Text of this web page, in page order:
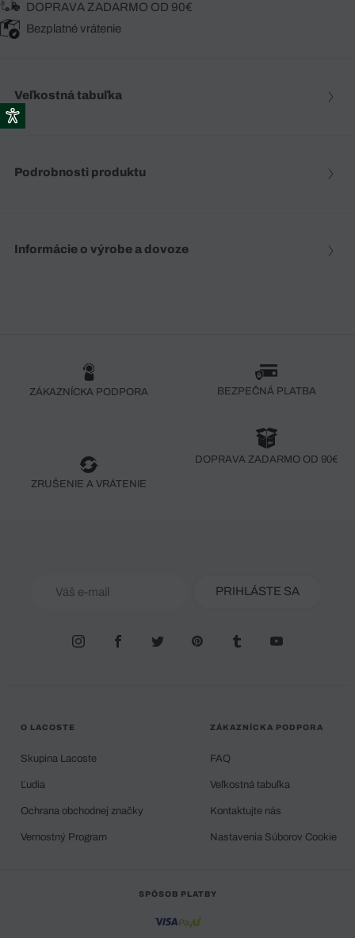
DOPRAVA ZADARMO OD 90€
Bezplatné vrátenie
Veľkostná tabuľka
Podrobnosti produktu
Informácie o výrobe a dovoze
ZÁKAZNÍCKA PODPORA BEZPEČNÁ PLATBA
ZRUŠENIE A VRÁTENIE
DOPRAVA ZADARMO OD 90€
PRIHLÁSTE SA
O LACOSTE
Skupina Lacoste
Ľudia
Ochrana obchodnej značky
Vernostný Program
ZÁKAZNÍCKA PODPORA
FAQ
Veľkostná tabuľka
Kontaktujte nás
Nastavenia Súborov Cookie
SPÔSOB PLATBY